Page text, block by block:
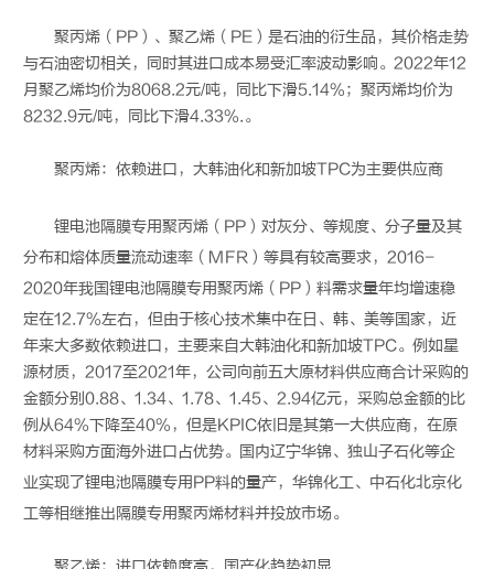
聚丙烯（PP）、聚乙烯（PE）是石油的衍生品，其价格走势
与石油密切相关，同时其进口成本易受汇率波动影响。2022年12
月聚乙烯均价为8068.2元/吨，同比下滑5.14%；聚丙烯均价为
8232.9元/吨，同比下滑4.33%.。
聚丙烯：依赖进口，大韩油化和新加坡TPC为主要供应商
锂电池隔膜专用聚丙烯（PP）对灰分、等规度、分子量及其
分布和熔体质量流动速率（MFR）等具有较高要求，2016-
2020年我国锂电池隔膜专用聚丙烯（PP）料需求量年均增速稳
定在12.7%左右，但由于核心技术集中在日、韩、美等国家，近
年来大多数依赖进口，主要来自大韩油化和新加坡TPC。例如星
源材质，2017至2021年，公司向前五大原材料供应商合计采购的
金额分别0.88、1.34、1.78、1.45、2.94亿元，采购总金额的比
例从64%下降至40%，但是KPIC依旧是其第一大供应商，在原
材料采购方面海外进口占优势。国内辽宁华锦、独山子石化等企
业实现了锂电池隔膜专用PP料的量产，华锦化工、中石化北京化
工等相继推出隔膜专用聚丙烯材料并投放市场。